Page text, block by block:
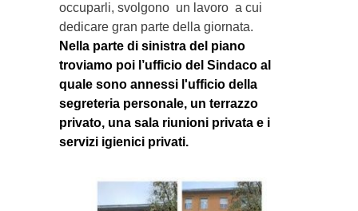
occuparli, svolgono un lavoro a cui
dedicare gran parte della giornata.
Nella parte di sinistra del piano
troviamo poi l’ufficio del Sindaco al
quale sono annessi l'ufficio della
segreteria personale, un terrazzo
privato, una sala riunioni privata e i
servizi igienici privati.